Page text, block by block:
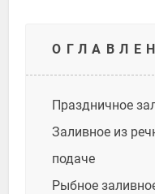
Праздничное
Заливное из
подаче
Рыбное